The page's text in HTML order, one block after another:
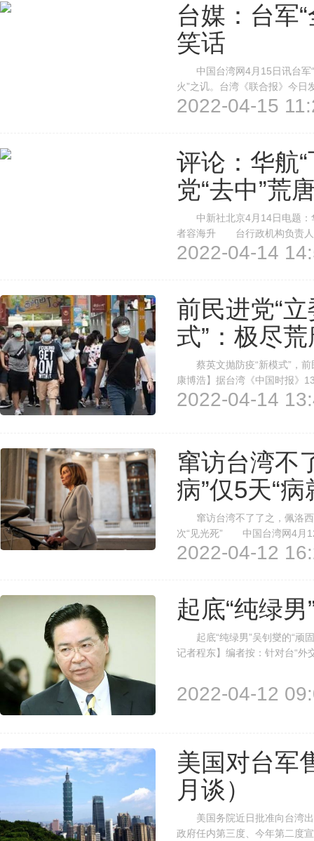
台媒：台军
笑话
中国台湾网4月15日讯台军“
火”之讥。台湾《联合报》今
坏，看成和地震、台风的自然
2022-04-15
评论：华航
党“去中”荒
中新社北京4月14日电题：
者容海升 台行政机构负责人
装后，华航货机“飞出去有难度
2022-04-14
前民进党“
式”：极尽荒
蔡英文抛防疫“新模式”，前
康博浩】据台湾《中国时报》
管控轻症”的所谓“新台湾模式”
2022-04-14
窜访台湾不
病”仅5天“
窜访台湾不了了之，佩洛西“
次“见光死” 中国台湾网4月
西，在经过中方多次强烈表态
2022-04-12
起底“纯绿
起底“纯绿男”吴钊燮的“顽
记者程东】编者按：针对台“外
2022-04-12
美国对台军
月谈）
美国务院近日批准向台湾出
政府任内第三度、今年第二度